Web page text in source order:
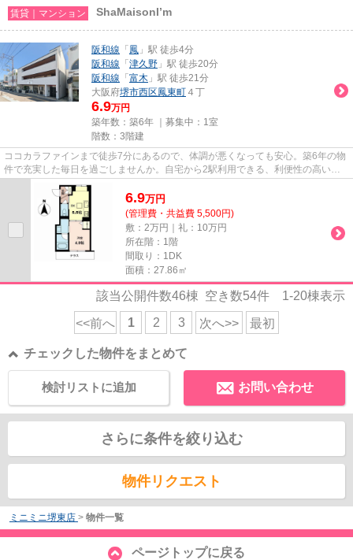
賃貸｜マンション ShaMaisonI’m
阪和線 「 鳳 」駅 徒歩4分
阪和線 「 津久野 」駅 徒歩20分
阪和線 「 富木 」駅 徒歩21分
大阪府堺市西区鳳東町 ４丁
6.9万円
築年数：築6年 ｜募集中： 1室
階数：3階建
ココカラファインまで徒歩7分にあるので、体調が悪くなっても安心。築6年の物
件で充実した毎日を過ごしませんか。自宅から2駅利用できる、利便性の高いマ
ンションです。こちらはマンシ...
6.9万円
(管理費・共益費 5,500円)
敷：2万円｜礼：10万円
所在階：1階
間取り：1DK
面積：27.86㎡
該当公開件数46棟 空き数54件 1-20棟表示
<<前へ 1 2 3 次へ>> 最初
チェックした物件をまとめて
お問い合わせ
検討リストに追加
さらに条件を絞り込む
物件リクエスト
ミニミニ堺東店 > 物件一覧
ページトップに戻る